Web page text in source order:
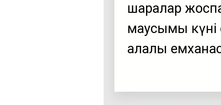
шаралар
маусымы күні
қалалық